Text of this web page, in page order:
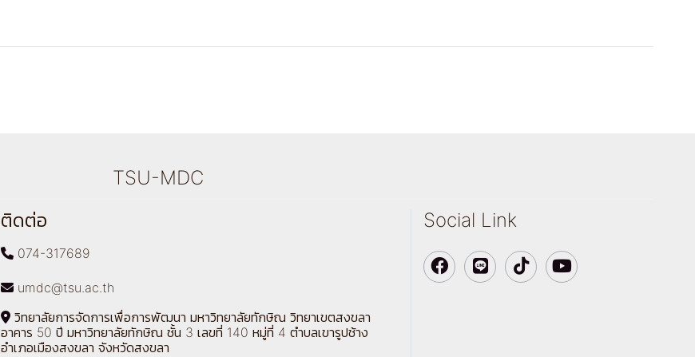
TSU-MDC
ติดต่อ
074-317689
umdc@tsu.ac.th
วิทยาลัยการจัดการเพื่อการพัฒนา มหาวิทยาลัยทักษิณ วิทยาเขตสงขลา
อาคาร 50 ปี มหาวิทยาลัยทักษิณ ชั้น 3 เลขที่ 140 หมู่ที่ 4 ตำบลเขารูปช้าง
อำเภอเมืองสงขลา จังหวัดสงขลา
Social Link